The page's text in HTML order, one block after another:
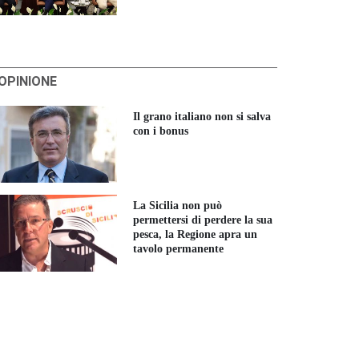
Il grano italiano non si salva
con i bonus
La Sicilia non può
permettersi di perdere la sua
pesca, la Regione apra un
tavolo permanente